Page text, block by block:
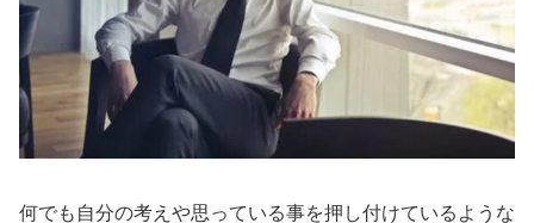
何でも自分の考えや思っている事を押し付けているような